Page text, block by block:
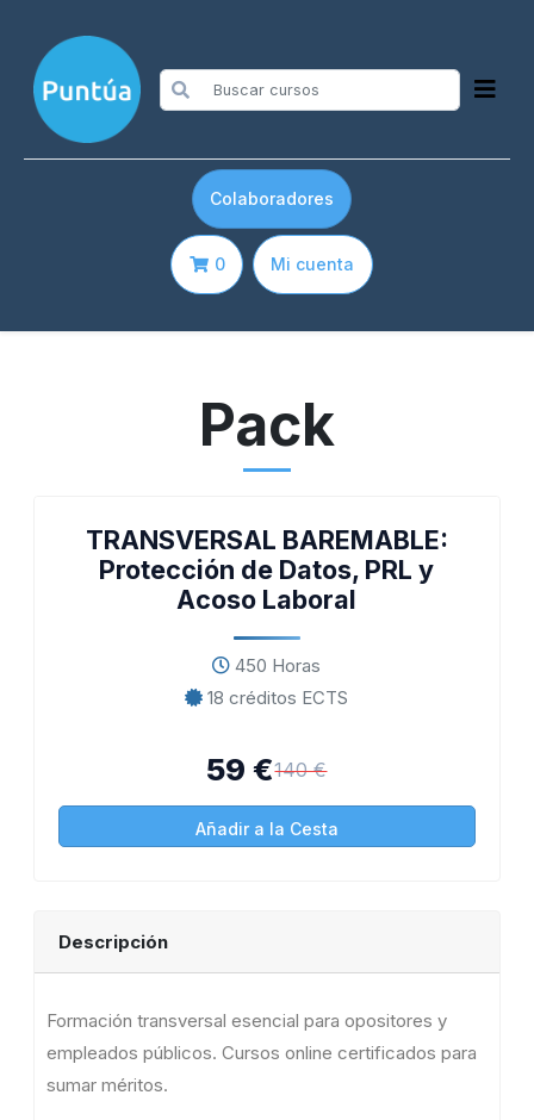
Colaboradores
0 Mi cuenta
Pack
TRANSVERSAL BAREMABLE:
Protección de Datos, PRL y
Acoso Laboral
450 Horas
18 créditos ECTS
59 €140 €
Añadir a la Cesta
Descripción
Formación transversal esencial para opositores y
empleados públicos. Cursos online certificados para
sumar méritos.